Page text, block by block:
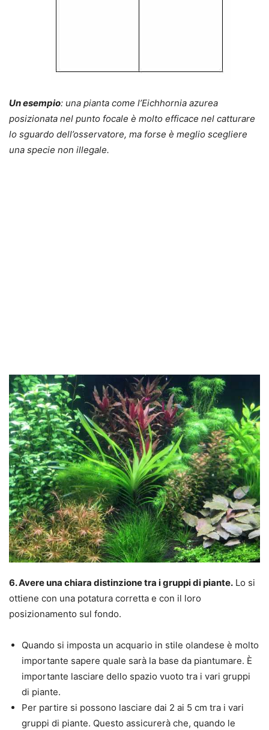
Un esempio: una pianta come l’Eichhornia azurea
posizionata nel punto focale è molto efficace nel catturare
lo sguardo dell’osservatore, ma forse è meglio scegliere
una specie non illegale.
6. Avere una chiara distinzione tra i gruppi di piante. Lo si
ottiene con una potatura corretta e con il loro
posizionamento sul fondo.
Quando si imposta un acquario in stile olandese è molto
importante sapere quale sarà la base da piantumare. È
importante lasciare dello spazio vuoto tra i vari gruppi
di piante.
Per partire si possono lasciare dai 2 ai 5 cm tra i vari
gruppi di piante. Questo assicurerà che, quando le